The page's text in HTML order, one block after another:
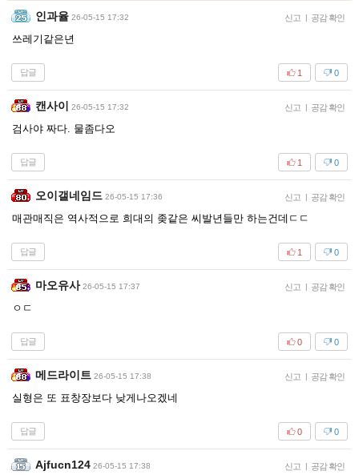
인과율 26-05-15 17:32 신고 | 공감 확인
쓰레기같은년
답글 0
1
캔사이 26-05-15 17:32 신고 | 공감 확인
검사야 짜다. 물좀다오
답글 0
1
오이갤네임드 26-05-15 17:36 신고 | 공감 확인
매관매직은 역사적으로 희대의 좆같은 씨발년들만 하는건데ㄷㄷ
답글 0
1
마오유사 26-05-15 17:37 신고 | 공감 확인
ㅇㄷ
답글 0
0
메드라이트 26-05-15 17:38 신고 | 공감 확인
실형은 또 표창장보다 낮게나오겠네
답글 0
0
Ajfucn124 26-05-15 17:38 신고 | 공감 확인